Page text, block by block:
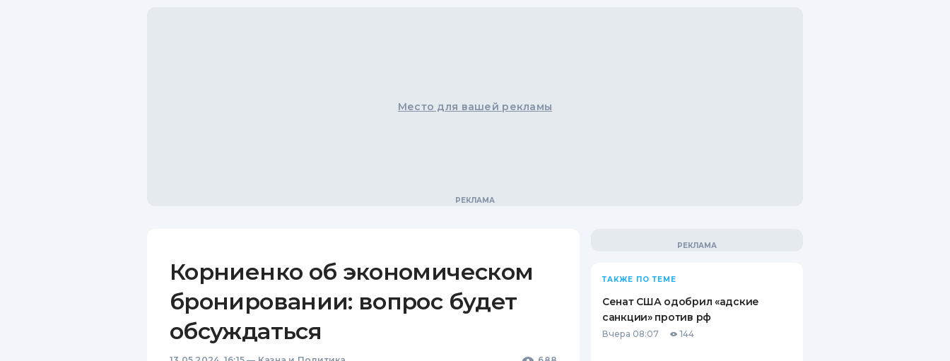
Место для вашей рекламы
Корниенко об экономическом
бронировании: вопрос будет
обсуждаться
ТАКЖЕ ПО ТЕМЕ
Сенат США одобрил «адские
санкции» против рф
Вчера 08:07 144